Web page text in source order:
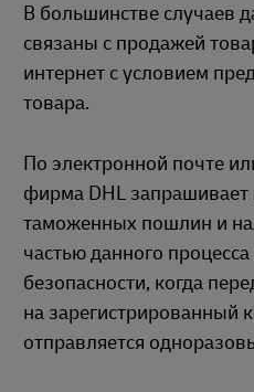
В большинстве случаев
связаны с продажей
интернет с условием
товара.
По электронной почте
фирма DHL запрашивает
таможенных пошлин и
частью данного
безопасности, когда
на зарегистрированный
отправляется